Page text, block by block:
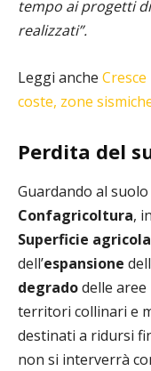
tempo ai progetti
realizzati”.
Leggi anche
coste, zone
Perdita del
Guardando al
Confagricoltura,
Superficie
dell’espansione
degradodelle
territori collinari e
destinati a ridursi
non si interverrà